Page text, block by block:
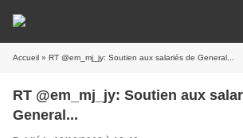
Accueil » RT @em_mj_jy: Soutien aux salariés de General...
RT @em_mj_jy: Soutien aux
General...